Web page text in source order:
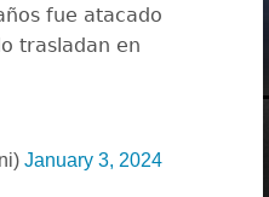
fue atacado
trasladan en
January 3, 2024